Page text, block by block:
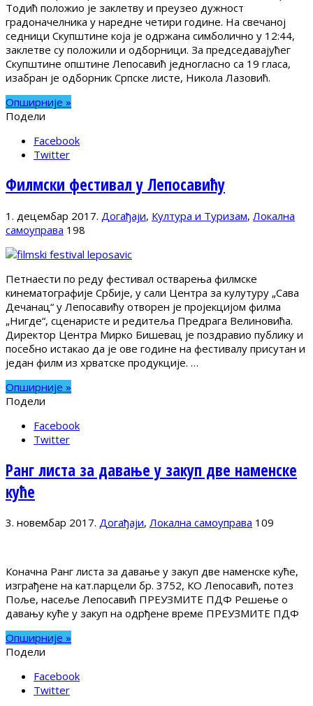
Тодић положио је заклетву и преузео дужност
градоначелника у наредне четири године. На свечаној
седници Скупштине која је одржана симболично у 12:44,
заклетве су положили и одборници. За председавајућег
Скупштине општине Лепосавић једногласно са 19 гласа,
изабран је одборник Српске листе, Никола Лазовић.
Опширније »
Подели
Facebook
Twitter
Филмски фестивал у Лепосавићу
1. децембар 2017. Догађаји, Култура и Туризам, Локална
самоуправа 198
Петнаести по реду фестивал остварења филмске
кинематографије Србије, у сали Центра за кулутуру „Сава
Дечанац“ у Лепосавићу отворен је пројекцијом филма
„Нигде“, сценаристе и редитеља Предрага Велиновића.
Директор Центра Мирко Бишевац је поздравио публику и
посебно истакао да је ове године на фестивалу присутан и
један филм из хрватске продукције. …
Опширније »
Подели
Facebook
Twitter
Ранг листа за давање у закуп две наменске
куће
3. новембар 2017. Догађаји, Локална самоуправа 109
Коначна Ранг листа за давање у закуп две наменске куће,
изграђене на кат.парцели бр. 3752, КО Лепосавић, потез
Поље, насеље Лепосавић ПРЕУЗМИТЕ ПДФ Решење о
давању куће у закуп на одрђене време ПРЕУЗМИТЕ ПДФ
Опширније »
Подели
Facebook
Twitter